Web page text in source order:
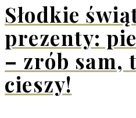
Słodkie
prezenty:
– zrób sam,
cieszy!